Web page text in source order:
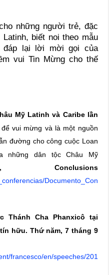
những người trẻ, đặc
biết noi theo mẫu
lại lời mời gọi của
vui Tin Mừng cho thế
Mỹ Latinh và Caribe lần
vui mừng và là một nguồn
đường cho công cuộc Loan
những dân tộc Châu Mỹ
Conclusions
Documento_Con
Thánh Cha Phanxicô tại
hữu. Thứ năm, 7 tháng 9
francesco/en/speeches/201